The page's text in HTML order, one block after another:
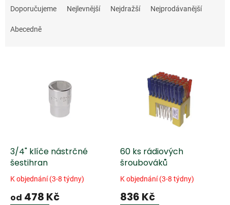
a
e
Doporučujeme Nejlevnější Nejdražší Nejprodávanější
Abecedně
d
u
3/4" klíče nástrčné
šestihran
K objednání (3-8 týdny)
od 478 Kč
60 ks rádiových
šroubováků
K objednání (3-8 týdny)
836 Kč